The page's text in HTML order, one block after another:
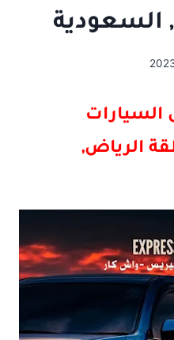
السعودية
الرياض,